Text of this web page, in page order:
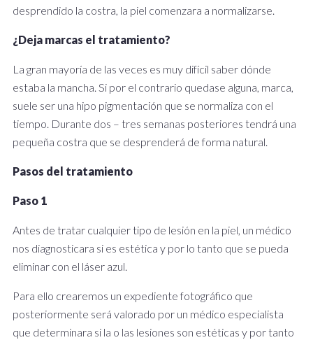
desprendido la costra, la piel comenzara a normalizarse.
¿Deja marcas el tratamiento?
La gran mayoría de las veces es muy difícil saber dónde
estaba la mancha. Si por el contrario quedase alguna, marca,
suele ser una hipo pigmentación que se normaliza con el
tiempo. Durante dos – tres semanas posteriores tendrá una
pequeña costra que se desprenderá de forma natural.
Pasos del tratamiento
Paso 1
Antes de tratar cualquier tipo de lesión en la piel, un médico
nos diagnosticara si es estética y por lo tanto que se pueda
eliminar con el láser azul.
Para ello crearemos un expediente fotográfico que
posteriormente será valorado por un médico especialista
que determinara si la o las lesiones son estéticas y por tanto